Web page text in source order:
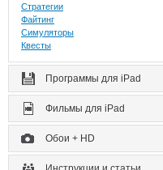
Стратегии
Файтинг
Симуляторы
Квесты
Программы для iPad
Фильмы для iPad
Обои + HD